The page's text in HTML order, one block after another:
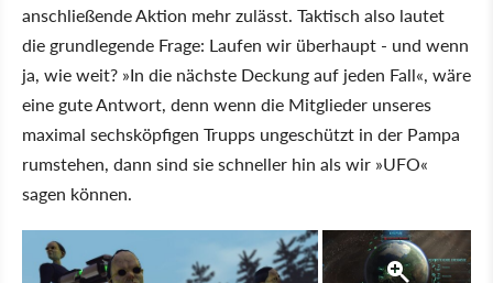
anschließende Aktion mehr zulässt. Taktisch also lautet
die grundlegende Frage: Laufen wir überhaupt - und wenn
ja, wie weit? »In die nächste Deckung auf jeden Fall«, wäre
eine gute Antwort, denn wenn die Mitglieder unseres
maximal sechsköpfigen Trupps ungeschützt in der Pampa
rumstehen, dann sind sie schneller hin als wir »UFO«
sagen können.